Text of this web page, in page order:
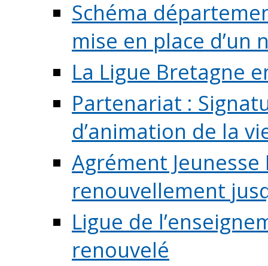
Schéma
mise en place d’un
La Ligue Bretagne
Partenariat :
d’animation de la
Agrément
renouvellement
Ligue de
renouvelé